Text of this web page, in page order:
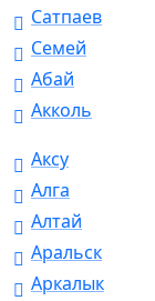
Сатпаев
Семей
Абай
Акколь
Аксу
Алга
Алтай
Аральск
Аркалык